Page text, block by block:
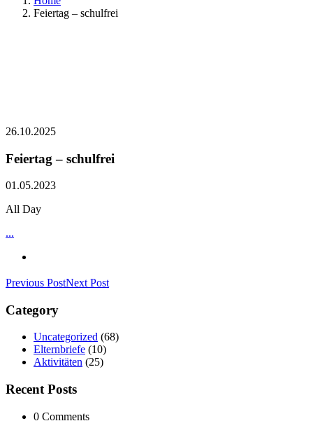
Feiertag – schulfrei
26.10.2025
Feiertag – schulfrei
01.05.2023
All Day
...
Previous PostNext Post
Category
Uncategorized (68)
Elternbriefe (10)
Aktivitäten (25)
Recent Posts
0 Comments